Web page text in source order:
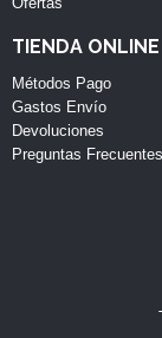
TIENDA ONLINE
Métodos Pago
Gastos Envío
Devoluciones
Preguntas Frecuentes